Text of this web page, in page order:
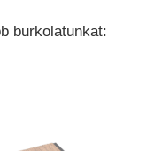
burkolatunkat: